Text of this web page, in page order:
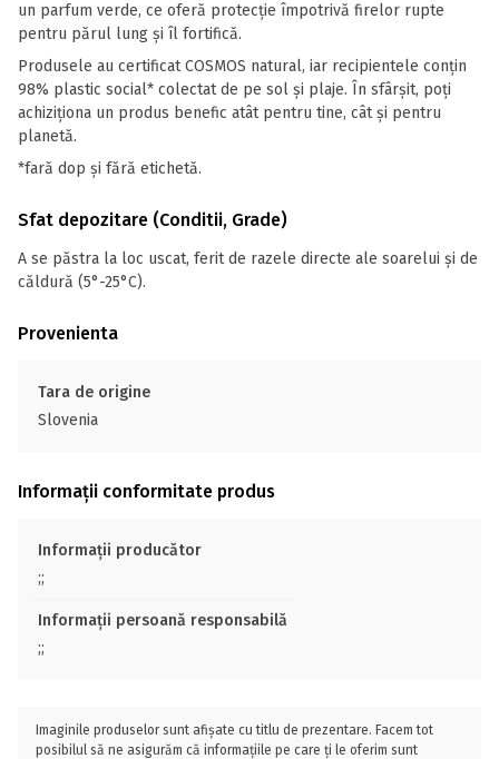
un parfum verde, ce oferă protecție împotrivă firelor rupte
pentru părul lung și îl fortifică.
Produsele au certificat COSMOS natural, iar recipientele conțin
98% plastic social* colectat de pe sol și plaje. În sfârșit, poți
achiziționa un produs benefic atât pentru tine, cât și pentru
planetă.
*fară dop și fără etichetă.
Sfat depozitare (Conditii, Grade)
A se păstra la loc uscat, ferit de razele directe ale soarelui și de
căldură (5°-25°C).
Provenienta
Tara de origine
Slovenia
Informații conformitate produs
Informații producător
;;
Informații persoană responsabilă
;;
Imaginile produselor sunt afișate cu titlu de prezentare. Facem tot
posibilul să ne asigurăm că informațiile pe care ți le oferim sunt